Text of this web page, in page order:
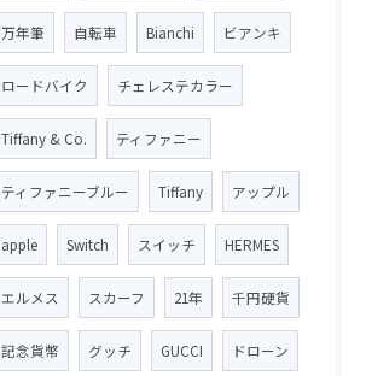
万年筆 自転車 Bianchi ビアンキ
ロードバイク チェレステカラー
Tiffany & Co. ティファニー
ティファニーブルー Tiffany アップル
apple Switch スイッチ HERMES
エルメス スカーフ 21年 千円硬貨
記念貨幣 グッチ GUCCI ドローン